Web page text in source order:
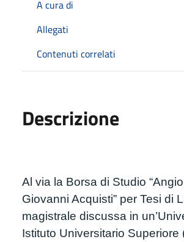
A cura di
Allegati
Contenuti correlati
Descrizione
Al via la Borsa di Studio
Giovanni Acquisti” per Tesi di
magistrale discussa in
Istituto Universitario Superiore